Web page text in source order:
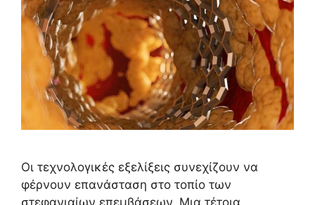
Oι τεχνολογικές εξελίξεις συνεχίζουν να
φέρνουν επανάσταση στο τοπίο των